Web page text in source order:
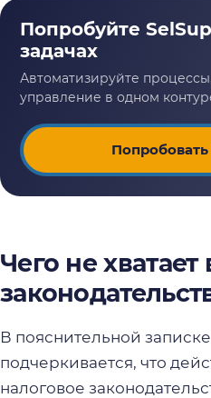
Попробовать
Чего не
В пояснительной
подчеркивается, что
налоговое